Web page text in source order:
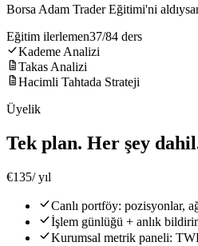
Borsa Adam Trader Eğitimi'ni
Eğitim ilerlemen37/84 ders
Kademe Analizi
Takas Analizi
Hacimli Tahtada Strateji
Üyelik
Tek plan. Her şey
€135/ yıl
Canlı portföy: pozisyonlar,
İşlem günlüğü + anlık
Kurumsal metrik paneli: